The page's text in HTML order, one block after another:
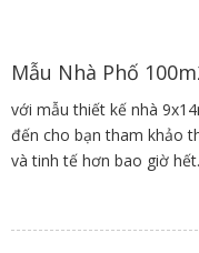
Mẫu Nhà Phố
với mẫu thiết kế nhà
đến cho bạn tham khảo
và tinh tế hơn bao giờ
bạn hiện thực hóa ước